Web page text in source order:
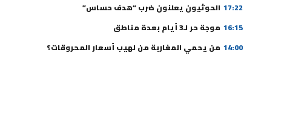
17:22 الحوثيون يعلنون ضرب “هدف حساس”
16:15 موجة حر لـ3 أيام بعدة مناطق
14:00 من يحمي المغاربة من لهيب أسعار المحروقات؟